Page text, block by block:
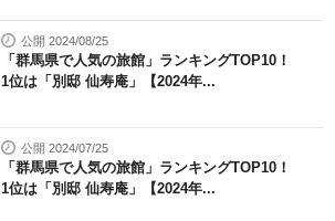
公開 2024/08/25
「群馬県で人気の旅館」ランキングTOP10！
1位は「別邸 仙寿庵」【2024年...
公開 2024/07/25
「群馬県で人気の旅館」ランキングTOP10！
1位は「別邸 仙寿庵」【2024年...